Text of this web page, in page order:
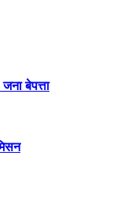
बेपत्ता